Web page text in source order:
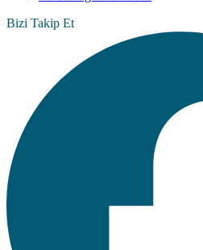
Bizi Takip Et